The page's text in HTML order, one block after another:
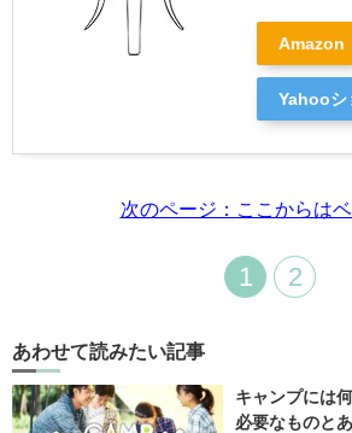
Amazon
Yahooシ
次のページ：ここからはベ
1 2
あわせて読みたい記事
キャンプには
必要なものと